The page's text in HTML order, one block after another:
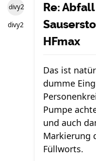
divy2
divy2
Re:
HFmax
Das ist
dumme
Pumpe
und auch
Markierung
Füllworts.